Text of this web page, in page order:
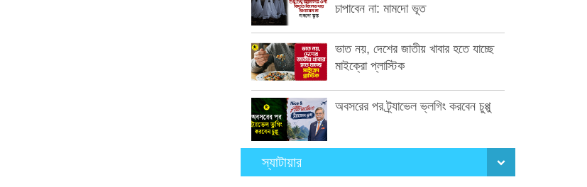
চাপাবেন না: মামদো ভূত
ভাত নয়, দেশের জাতীয় খাবার হতে যাচ্ছে
মাইক্রো প্লাস্টিক
অবসরের পর ট্র্যাভেল ভ্লগিং করবেন চুপ্পু
স্যাটায়ার